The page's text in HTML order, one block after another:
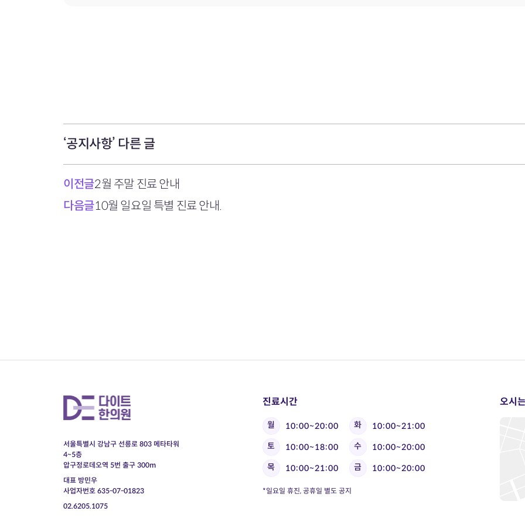
‘공지사항’ 다른 글
이전글2월 주말 진료 안내
다음글10월 일요일 특별 진료 안내.
서울특별시 강남구 선릉로 803 메타타워
4~5층
압구정로데오역 5번 출구 300m
대표 방민우
사업자번호 635-07-01823
02.6205.1075
진료시간
월 10:00~20:00 화
10:00~21:00
토
10:00~18:00 수
10:00~20:00
목
10:00~21:00 금 10:00~20:00
*일요일 휴진, 공휴일 별도 공지
오시